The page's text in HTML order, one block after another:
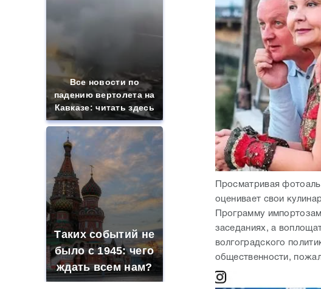
Все новости по
падению вертолета на
Кавказе: читать здесь
Таких событий не
было с 1945: чего
ждать всем нам?
Просматривая
оценивает свои
Программу
заседаниях, а
волгоградского
общественности,